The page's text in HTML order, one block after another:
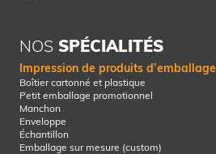
NOS SPÉCIALITÉS
Impression de produits d’emballage
Boîtier cartonné et plastique
Petit emballage promotionnel
Manchon
Enveloppe
Échantillon
Emballage sur mesure (custom)